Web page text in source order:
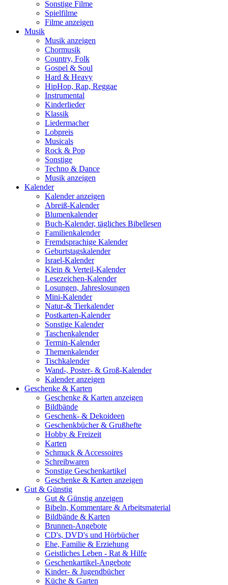
Sonstige Filme
Spielfilme
Filme anzeigen
Musik
Musik anzeigen
Chormusik
Country, Folk
Gospel & Soul
Hard & Heavy
HipHop, Rap, Reggae
Instrumental
Kinderlieder
Klassik
Liedermacher
Lobpreis
Musicals
Rock & Pop
Sonstige
Techno & Dance
Musik anzeigen
Kalender
Kalender anzeigen
Abreiß-Kalender
Blumenkalender
Buch-Kalender, tägliches Bibellesen
Familienkalender
Fremdsprachige Kalender
Geburtstagskalender
Israel-Kalender
Klein & Verteil-Kalender
Lesezeichen-Kalender
Losungen, Jahreslosungen
Mini-Kalender
Natur-& Tierkalender
Postkarten-Kalender
Sonstige Kalender
Taschenkalender
Termin-Kalender
Themenkalender
Tischkalender
Wand-, Poster- & Groß-Kalender
Kalender anzeigen
Geschenke & Karten
Geschenke & Karten anzeigen
Bildbände
Geschenk- & Dekoideen
Geschenkbücher & Grußhefte
Hobby & Freizeit
Karten
Schmuck & Accessoires
Schreibwaren
Sonstige Geschenkartikel
Geschenke & Karten anzeigen
Gut & Günstig
Gut & Günstig anzeigen
Bibeln, Kommentare & Arbeitsmaterial
Bildbände & Karten
Brunnen-Angebote
CD's, DVD's und Hörbücher
Ehe, Familie & Erziehung
Geistliches Leben - Rat & Hilfe
Geschenkartikel-Angebote
Kinder- & Jugendbücher
Küche & Garten